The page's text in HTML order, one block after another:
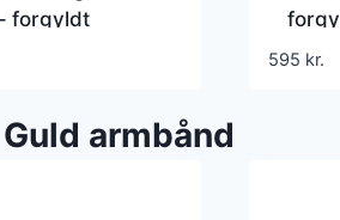
forgyldt
595 kr.
armbånd